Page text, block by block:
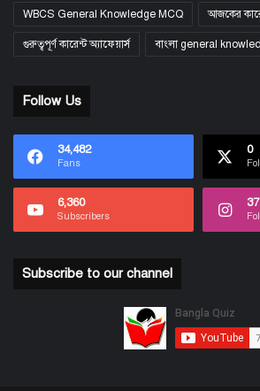
WBCS General Knowledge MCQ আজকের
গুরুত্বপূর্ণ কারেন্ট অ্যাফেয়ার্স বাংলা general
Follow Us
34,482
Fans
0
6,360
Subscribers
37
Subscribe to our channel